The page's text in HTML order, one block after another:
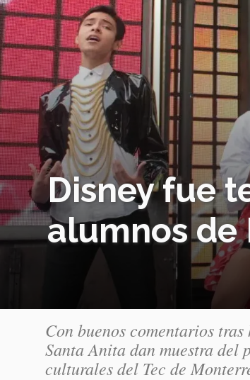
Disney fue
alumnos de
Con buenos comentarios
Santa Anita dan muestra del
culturales del Tec de